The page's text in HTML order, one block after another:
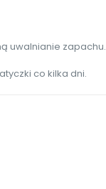
uwalnianie zapachu.
co kilka dni.